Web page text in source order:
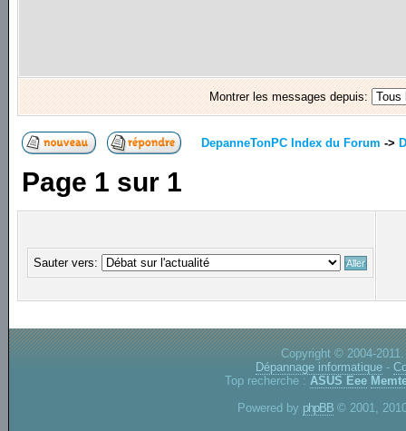
Montrer les messages depuis:
DepanneTonPC Index du Forum ->
Page 1 sur 1
Sauter vers:
Copyright © 2004-
Dépannage informatique -
Top recherche : ASUS Eee
Powered by phpBB © 2001,